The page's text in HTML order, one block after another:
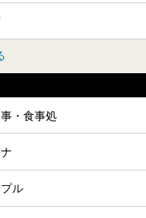
・食事処
ル